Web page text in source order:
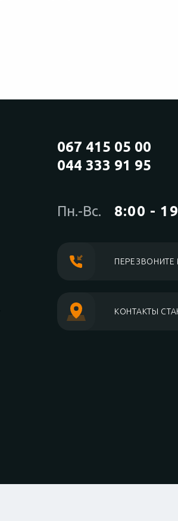
067 415 05 00
044 333 91 95
Пн.-Вс. 8:00 -
ПЕРЕЗВОНИТЕ
КОНТАКТЫ